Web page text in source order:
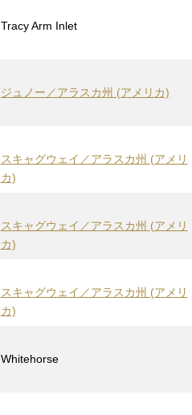
Tracy Arm Inlet
ジュノー／アラスカ州 (アメリカ)
スキャグウェイ／アラスカ州 (アメリ
カ)
スキャグウェイ／アラスカ州 (アメリ
カ)
スキャグウェイ／アラスカ州 (アメリ
カ)
Whitehorse